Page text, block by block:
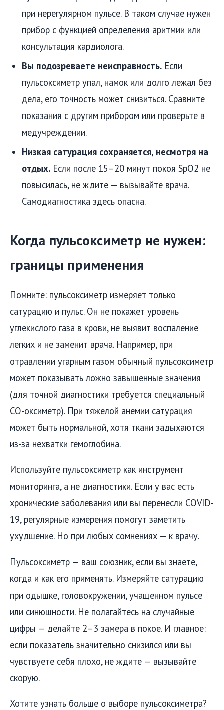
при нерегулярном пульсе. В таком случае нужен
прибор с функцией определения аритмии или
консультация кардиолога.
Вы подозреваете неисправность. Если
пульсоксиметр упал, намок или долго лежал без
дела, его точность может снизиться. Сравните
показания с другим прибором или проверьте в
медучреждении.
Низкая сатурация сохраняется, несмотря на
отдых. Если после 15–20 минут покоя SpO2 не
повысилась, не ждите — вызывайте врача.
Самодиагностика здесь опасна.
Когда пульсоксиметр не нужен:
границы применения
Помните: пульсоксиметр измеряет только
сатурацию и пульс. Он не покажет уровень
углекислого газа в крови, не выявит воспаление
легких и не заменит врача. Например, при
отравлении угарным газом обычный пульсоксиметр
может показывать ложно завышенные значения
(для точной диагностики требуется специальный
CO-оксиметр). При тяжелой анемии сатурация
может быть нормальной, хотя ткани задыхаются
из-за нехватки гемоглобина.
Используйте пульсоксиметр как инструмент
мониторинга, а не диагностики. Если у вас есть
хронические заболевания или вы перенесли COVID-
19, регулярные измерения помогут заметить
ухудшение. Но при любых сомнениях — к врачу.
Пульсоксиметр — ваш союзник, если вы знаете,
когда и как его применять. Измеряйте сатурацию
при одышке, головокружении, учащенном пульсе
или синюшности. Не полагайтесь на случайные
цифры — делайте 2–3 замера в покое. И главное:
если показатель значительно снизился или вы
чувствуете себя плохо, не ждите — вызывайте
скорую.
Хотите узнать больше о выборе пульсоксиметра?